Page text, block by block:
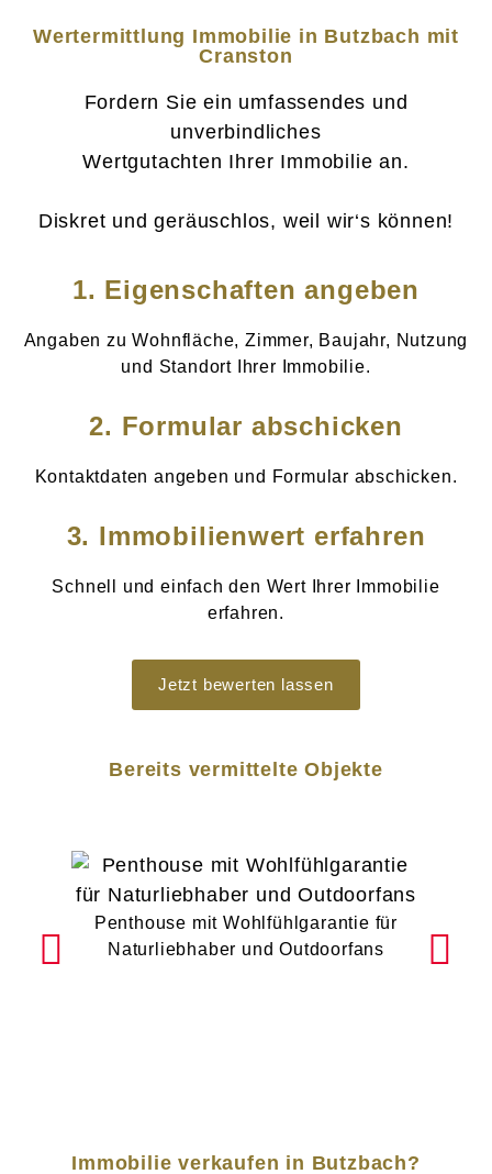
Wertermittlung Immobilie in Butzbach mit
Cranston
Fordern Sie ein umfassendes und
unverbindliches
Wertgutachten Ihrer Immobilie an.
Diskret und geräuschlos, weil wir‘s können!
1. Eigenschaften angeben
Angaben zu Wohnfläche, Zimmer, Baujahr, Nutzung
und Standort Ihrer Immobilie.
2. Formular abschicken
Kontaktdaten angeben und Formular abschicken.
3. Immobilienwert erfahren
Schnell und einfach den Wert Ihrer Immobilie
erfahren.
Jetzt bewerten lassen
Bereits vermittelte Objekte
Penthouse mit Wohlfühlgarantie für
Naturliebhaber und Outdoorfans
Immobilie verkaufen in Butzbach?